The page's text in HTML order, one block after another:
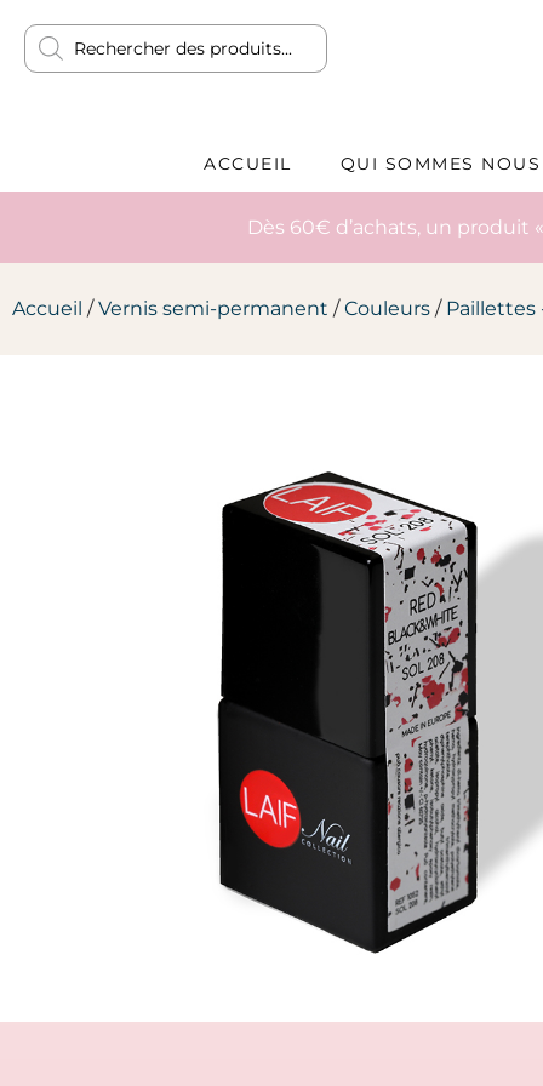
ACCUEIL QUI SOMMES
Dès 60€ d’achats, un produit
Accueil /Vernis semi-permanent /Couleurs / Paillettes